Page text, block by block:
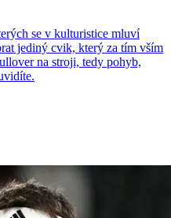
se v kulturistice mluví
jediný cvik, který za tím vším
na stroji, tedy pohyb,